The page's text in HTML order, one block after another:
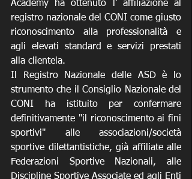
Academy ha ottenuto l’ affiliazione al
registro nazionale del CONI come giusto
riconoscimento alla professionalità e
agli elevati standard e servizi prestati
alla clientela.
Il Registro Nazionale delle ASD è lo
strumento che il Consiglio Nazionale del
CONI ha istituito per confermare
definitivamente "il riconoscimento ai fini
sportivi" alle associazioni/società
sportive dilettantistiche, già affiliate alle
Federazioni Sportive Nazionali, alle
Discipline Sportive Associate ed agli Enti